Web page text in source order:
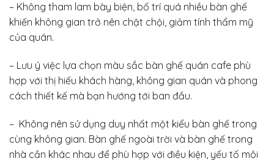
– Không tham lam bày biện, bố trí quá nhiều bàn ghế
khiến không gian trở nên chật chội, giảm tính thẩm mỹ
của quán.
– Lưu ý việc lựa chọn màu sắc bàn ghế quán cafe phù
hợp với thị hiếu khách hàng, không gian quán và phong
cách thiết kế mà bạn hướng tới ban đầu.
– Không nên sử dụng duy nhất một kiểu bàn ghế trong
cùng không gian. Bàn ghế ngoài trời và bàn ghế trong
nhà cần khác nhau để phù hợp với điều kiện, yếu tố môi